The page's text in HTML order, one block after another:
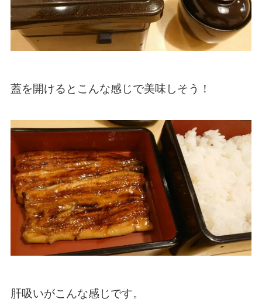
蓋を開けるとこんな感じで美味しそう！
肝吸いがこんな感じです。